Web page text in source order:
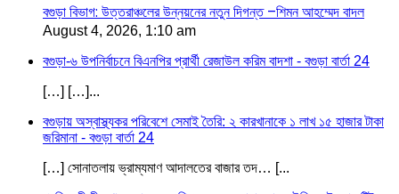
বগুড়া বিভাগ: উত্তরাঞ্চলের উন্নয়নের নতুন দিগন্ত –শিমন আহম্মেদ বাদল
August 4, 2026, 1:10 am
বগুড়া-৬ উপনির্বাচনে বিএনপির প্রার্থী রেজাউল করিম বাদশা - বগুড়া বার্তা 24
[…] […]...
বগুড়ায় অস্বাস্থ্যকর পরিবেশে সেমাই তৈরি: ২ কারখানাকে ১ লাখ ১৫ হাজার টাকা
জরিমানা - বগুড়া বার্তা 24
[…] সোনাতলায় ভ্রাম্যমাণ আদালতের বাজার তদ… [...